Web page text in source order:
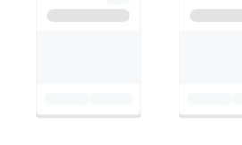
として追加2日可／有